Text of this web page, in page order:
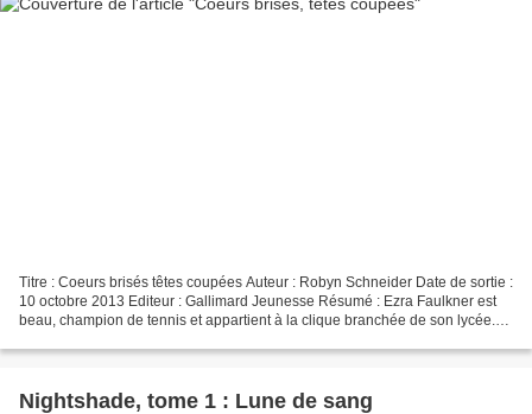
Titre : Coeurs brisés têtes coupées Auteur : Robyn Schneider Date de sortie :
10 octobre 2013 Editeur : Gallimard Jeunesse Résumé : Ezra Faulkner est
beau, champion de tennis et appartient à la clique branchée de son lycée.
Nightshade, tome 1 : Lune de sang